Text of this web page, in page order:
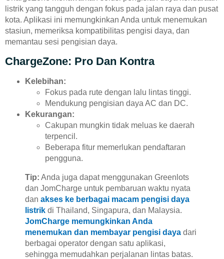
listrik yang tangguh dengan fokus pada jalan raya dan pusat
kota. Aplikasi ini memungkinkan Anda untuk menemukan
stasiun, memeriksa kompatibilitas pengisi daya, dan
memantau sesi pengisian daya.
ChargeZone: Pro Dan Kontra
Kelebihan:
Fokus pada rute dengan lalu lintas tinggi.
Mendukung pengisian daya AC dan DC.
Kekurangan:
Cakupan mungkin tidak meluas ke daerah
terpencil.
Beberapa fitur memerlukan pendaftaran
pengguna.
Tip: Anda juga dapat menggunakan Greenlots
dan JomCharge untuk pembaruan waktu nyata
dan akses ke berbagai macam pengisi daya
listrik di Thailand, Singapura, dan Malaysia.
JomCharge memungkinkan Anda
menemukan dan membayar pengisi daya dari
berbagai operator dengan satu aplikasi,
sehingga memudahkan perjalanan lintas batas.